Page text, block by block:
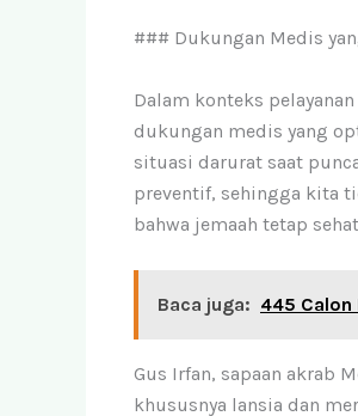
### Dukungan Medis
Dalam konteks
dukungan medis yang
situasi darurat saat
preventif, sehingga kita
bahwa jemaah tetap
Baca juga: 445 Calon
Gus Irfan, sapaan akrab
khususnya lansia dan